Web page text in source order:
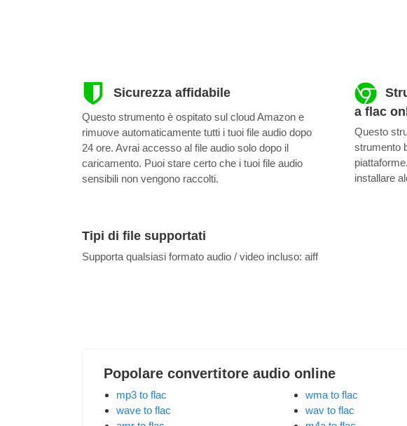
Sicurezza affidabile
Questo strumento è ospitato sul cloud Amazon e
rimuove automaticamente tutti i tuoi file audio dopo
24 ore. Avrai accesso al file audio solo dopo il
caricamento. Puoi stare certo che i tuoi file audio
sensibili non vengono raccolti.
a flac
Questo
strumento
installare
Tipi di file supportati
Supporta qualsiasi formato audio / video incluso: aiff
Popolare convertitore audio online
mp3 to flac
wave to flac
wma to flac
wav to flac